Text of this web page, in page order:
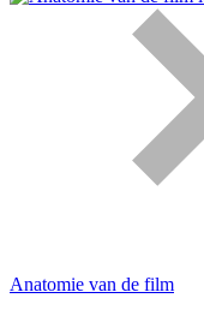
Anatomie van de film